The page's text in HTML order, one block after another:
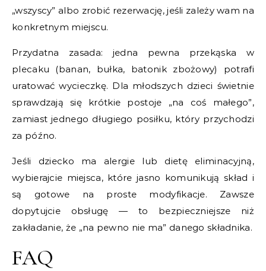
„wszyscy” albo zrobić rezerwację, jeśli zależy wam na
konkretnym miejscu.
Przydatna zasada: jedna pewna przekąska w
plecaku (banan, bułka, batonik zbożowy) potrafi
uratować wycieczkę. Dla młodszych dzieci świetnie
sprawdzają się krótkie postoje „na coś małego”,
zamiast jednego długiego posiłku, który przychodzi
za późno.
Jeśli dziecko ma alergie lub dietę eliminacyjną,
wybierajcie miejsca, które jasno komunikują skład i
są gotowe na proste modyfikacje. Zawsze
dopytujcie obsługę — to bezpieczniejsze niż
zakładanie, że „na pewno nie ma” danego składnika.
FAQ